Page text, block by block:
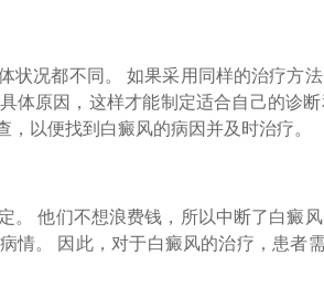
况都不同。 如果采用同样的治疗方
体原因，这样才能制定适合自己的诊
以便找到白癜风的病因并及时治疗。
他们不想浪费钱，所以中断了白癜风
情。 因此，对于白癜风的治疗，患者